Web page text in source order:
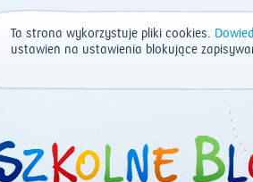
Ta strona wykorzystuje pliki cookies.
ustawień na ustawienia blokujące